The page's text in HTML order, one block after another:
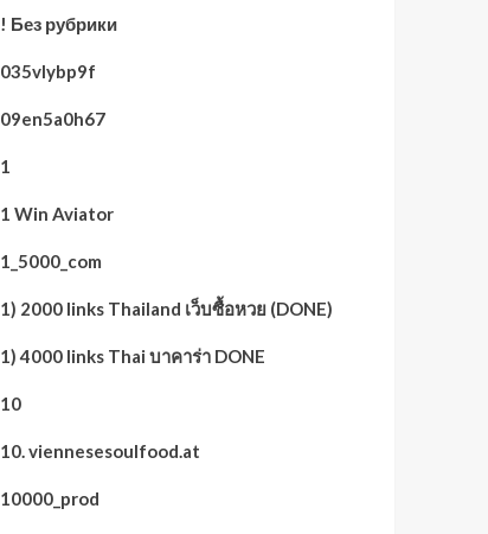
! Без рубрики
035vlybp9f
09en5a0h67
1
1 Win Aviator
1_5000_com
1) 2000 links Thailand เว็บซื้อหวย (DONE)
1) 4000 links Thai บาคาร่า DONE
10
10. viennesesoulfood.at
10000_prod